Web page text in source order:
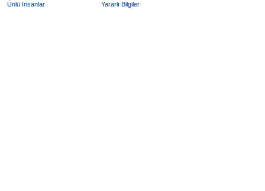
Ünlü Insanlar
Yararlı Bilgiler